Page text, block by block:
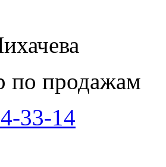
по продажам
33-14